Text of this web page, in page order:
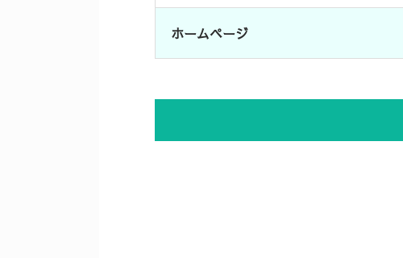
ホームページ